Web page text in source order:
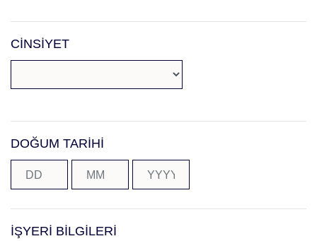
CİNSİYET
DOĞUM TARİHİ
İŞYERİ BİLGİLERİ